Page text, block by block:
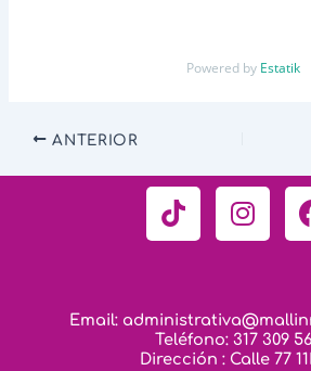
Powered by Estatik
ANTERIOR
T
i
o
k
I
n
a
g
r
Email:
Teléfono: 317 309 56
Dirección : Calle 77